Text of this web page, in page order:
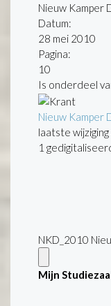
Nieuw Kamper
Datum:
28 mei 2010
Pagina:
10
Is onderdeel
Nieuw Kamper
laatste
1
NKD_2010
Mijn